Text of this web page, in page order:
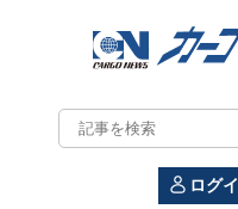
カ
ー
ログ